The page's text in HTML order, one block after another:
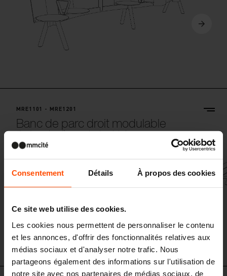
Consentement Détails À propos des cookies
Ce site web utilise des cookies.
Les cookies nous permettent de personnaliser le contenu
et les annonces, d'offrir des fonctionnalités relatives aux
médias sociaux et d'analyser notre trafic. Nous
partageons également des informations sur l'utilisation de
notre site avec nos partenaires de médias sociaux, de
MRE1101 - MRE1201
Banc de parc droit modulable
structure acier, sièges en planches de bois